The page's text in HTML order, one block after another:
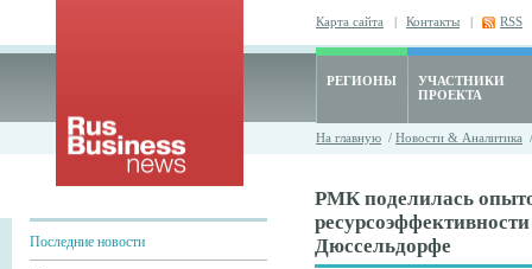
Карта сайта | Контакты | RSS
РЕГИОНЫ
УЧАСТНИКИ
ПРОЕКТА
На главную / Новости & Аналитика
Последние новости
РМК поделилась
Дюссельдорфе